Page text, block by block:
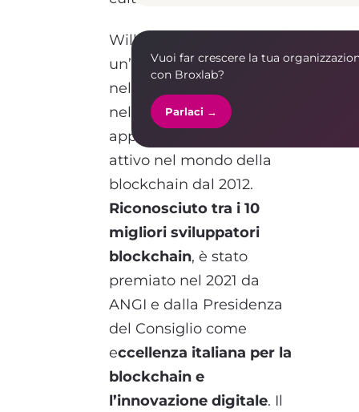
William Nonnis vanta
un’esperienza ventennale
nello sviluppo software e
nella progettazione di
applicazioni web, ed è
attivo nel mondo della
blockchain dal 2012.
Riconosciuto tra i 10
migliori sviluppatori
blockchain, è stato
premiato nel 2021 da
ANGI e dalla Presidenza
del Consiglio come
eccellenza italiana per la
blockchain e
l’innovazione digitale. Il
Vuoi far crescere la tua
con Broxlab?
Parlaci →